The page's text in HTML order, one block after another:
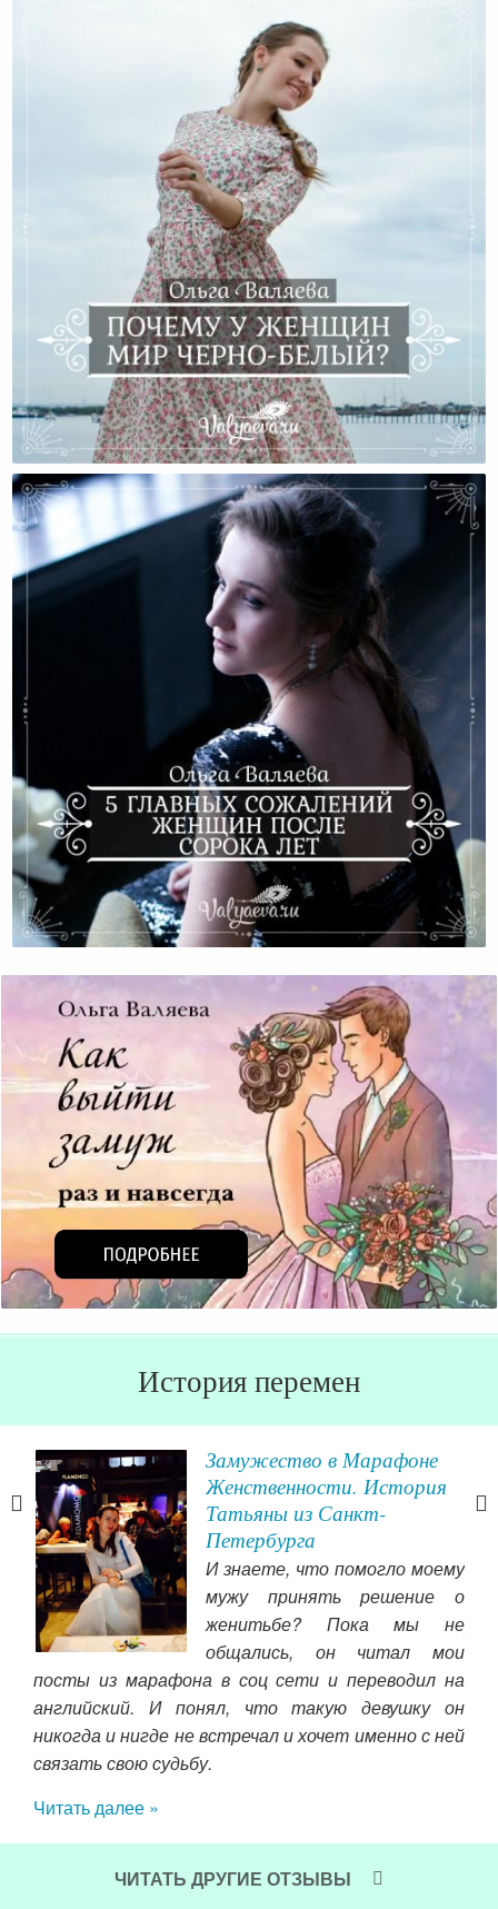
Почему У Женщин Мир Черно-Белый?
5 Главных Сожалений Женщин После Сорока Лет
История перемен
Замужество в Марафоне
Женственности. История
Татьяны из Санкт-
Петербурга
И знаете, что помогло моему
мужу принять решение о
женитьбе? Пока мы не
общались, он читал мои
посты из марафона в соц сети и переводил на
английский. И понял, что такую девушку он
никогда и нигде не встречал и хочет именно с ней
связать свою судьбу.
Читать далее »
ЧИТАТЬ ДРУГИЕ ОТЗЫВЫ